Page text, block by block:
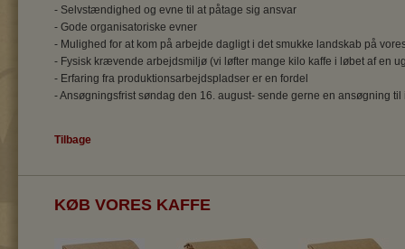
- Selvstændighed og evne til at påtage sig ansvar
- Gode organisatoriske evner
- Mulighed for at kom på arbejde dagligt i det smukke landskab på
- Fysisk krævende arbejdsmiljø (vi løfter mange kilo kaffe i løbet af en
- Erfaring fra produktionsarbejdspladser er en fordel
- Ansøgningsfrist søndag den 16. august- sende gerne en ansøgning
Tilbage
KØB VORES KAFFE